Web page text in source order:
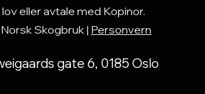
eller avtale med Kopinor.
Skogbruk | Personvern
gate 6, 0185 Oslo